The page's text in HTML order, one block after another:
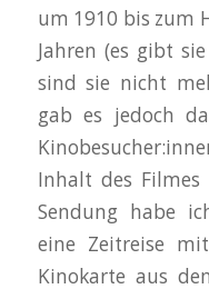
um 1910 bis zum
Jahren (es gibt
sind sie nicht
gab es jedoch
Inhalt des
Sendung habe
eine Zeitreise
Kinokarte aus